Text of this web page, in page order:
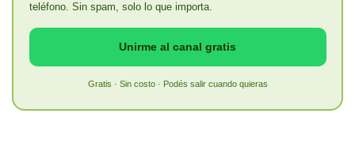
teléfono. Sin spam, solo lo que importa.
Unirme al canal gratis
Gratis · Sin costo · Podés salir cuando quieras